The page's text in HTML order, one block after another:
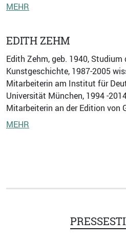
MEHR
EDITH ZEHM
Edith Zehm, geb. 1940, Studium
Kunstgeschichte, 1987-2005
Mitarbeiterin am Institut für
Universität München, 1994 -
Mitarbeiterin an der Edition von
MEHR